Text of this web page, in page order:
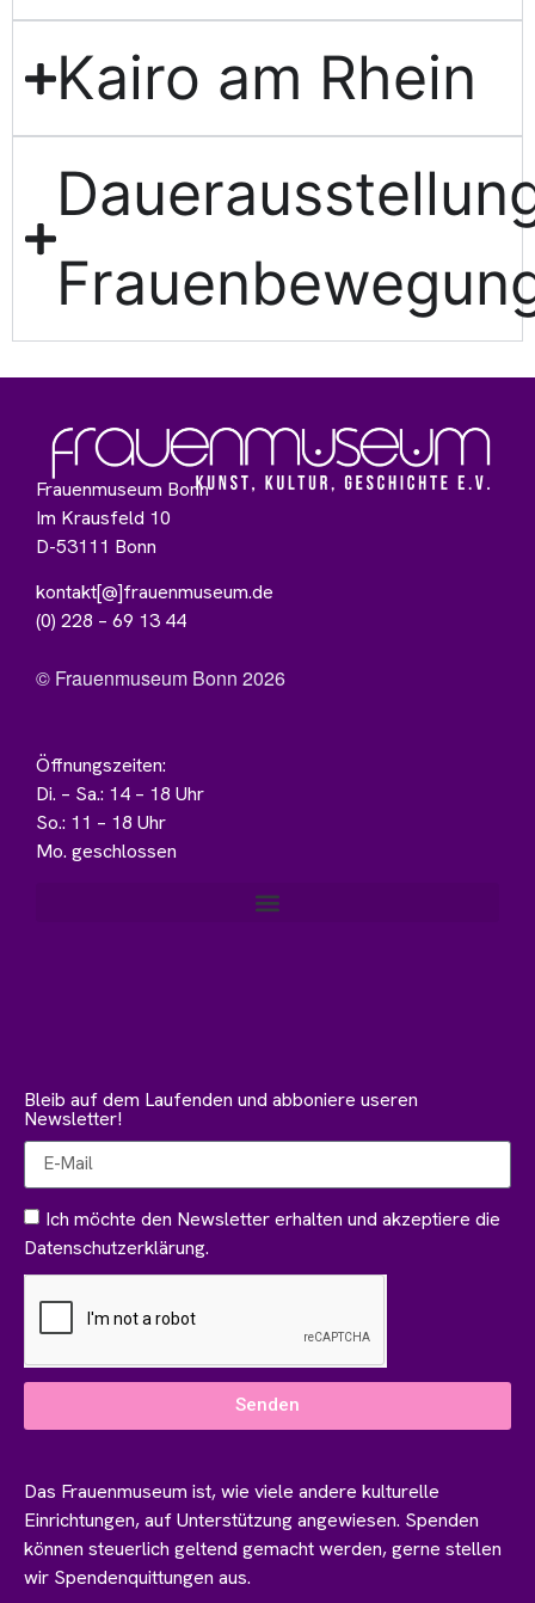
Kairo am Rhein
Frauenmuseum Bonn
Im Krausfeld 10
D-53111 Bonn
kontakt[@]frauenmuseum.de
(0) 228 – 69 13 44
© Frauenmuseum Bonn 2026
Öffnungszeiten:
Di. – Sa.: 14 – 18 Uhr
So.: 11 – 18 Uhr
Mo. geschlossen
Bleib auf dem Laufenden und abboniere useren
Newsletter!
Ich möchte den Newsletter erhalten und akzeptiere die
Datenschutzerklärung.
Senden
Das Frauenmuseum ist, wie viele andere kulturelle
Einrichtungen, auf Unterstützung angewiesen. Spenden
können steuerlich geltend gemacht werden, gerne stellen
wir Spendenquittungen aus.